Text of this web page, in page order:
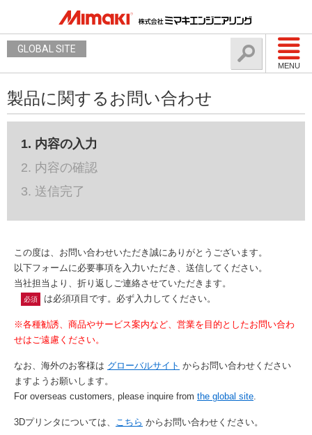
MENU
GLOBAL SITE
製品に関するお問い合わせ
1. 内容の入力
2. 内容の確認
3. 送信完了
この度は、お問い合わせいただき誠にありがとうございます。
以下フォームに必要事項を入力いただき、送信してください。
当社担当より、折り返しご連絡させていただきます。
必須 は必須項目です。必ず入力してください。
※各種勧誘、商品やサービス案内など、営業を目的としたお問い合わ
せはご遠慮ください。
なお、海外のお客様は グローバルサイト からお問い合わせください
ますようお願いします。
For overseas customers, please inquire from the global site.
3Dプリンタについては、 こちら からお問い合わせください。